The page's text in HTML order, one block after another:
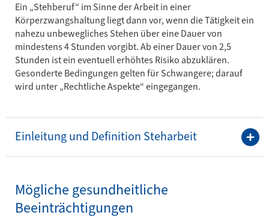
Ein „Stehberuf“ im Sinne der Arbeit in einer
Körperzwangshaltung liegt dann vor, wenn die Tätigkeit ein
nahezu unbewegliches Stehen über eine Dauer von
mindestens 4 Stunden vorgibt. Ab einer Dauer von 2,5
Stunden ist ein eventuell erhöhtes Risiko abzuklären.
Gesonderte Bedingungen gelten für Schwangere; darauf
wird unter „Rechtliche Aspekte“ eingegangen.
Einleitung und Definition Steharbeit
Mögliche gesundheitliche
Beeinträchtigungen